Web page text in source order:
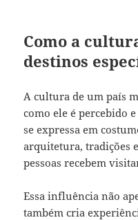
Como a
destinos
A cultura de um país
como ele é percebido
se expressa em
arquitetura, tradições
pessoas recebem
Essa influência não
também cria